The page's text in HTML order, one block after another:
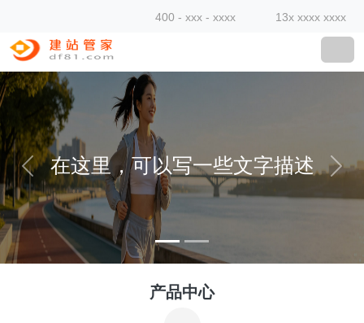
400 - xxx - xxxx 13x xxxx xxxx
在这里，可以写一些文字描述
产品中心